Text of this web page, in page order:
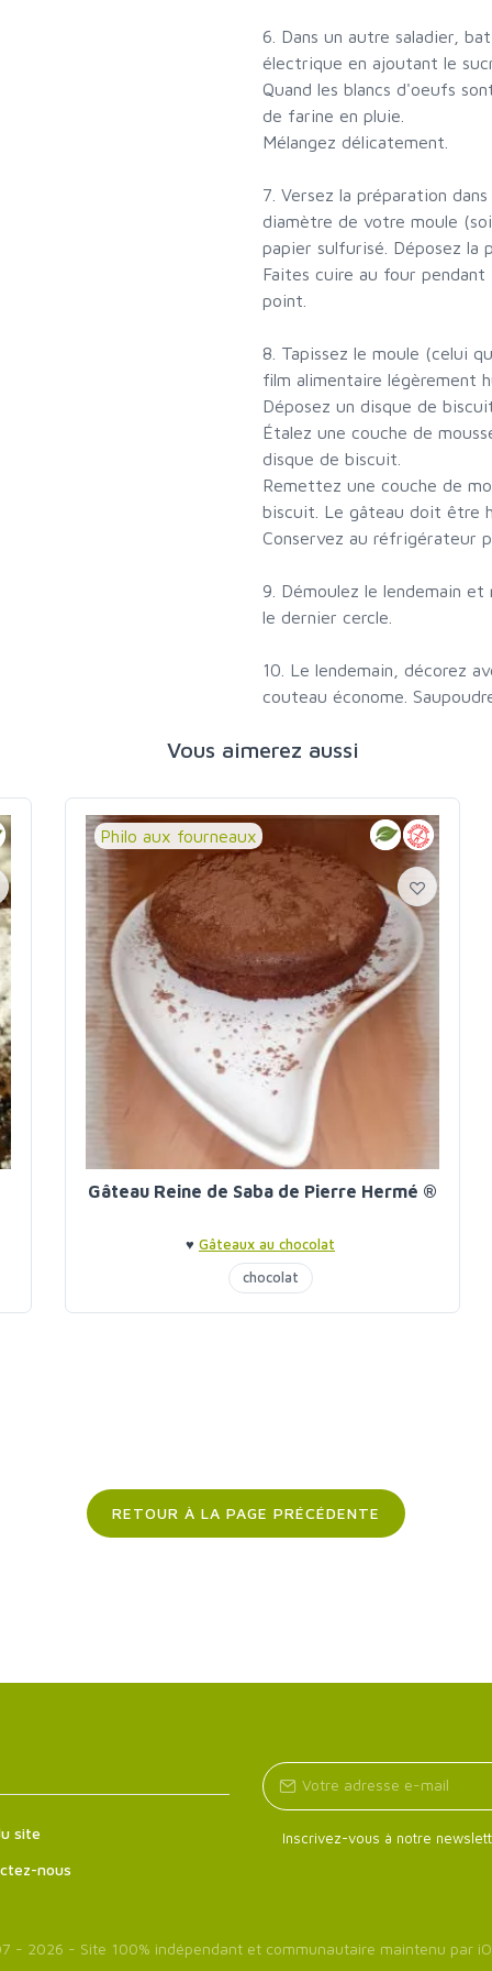
6. Dans un autre saladier,
électrique en ajoutant le
Quand les blancs d'oeufs
de farine en pluie.
Mélangez délicatement.
7. Versez la préparation
diamètre de votre moule
papier sulfurisé. Déposez la
Faites cuire au four
point.
8. Tapissez le moule (celui
film alimentaire légèrement
Déposez un disque de
Étalez une couche de
disque de biscuit.
Remettez une couche de
biscuit. Le gâteau doit être
Conservez au réfrigérateur
9. Démoulez le lendemain
le dernier cercle.
10. Le lendemain, décorez
couteau économe.
Vous aimerez aussi
Philo aux fourneaux
Gâteau Reine de Saba de Pierre Hermé ®
♥ Gâteaux au chocolat
chocolat
RETOUR À LA PAGE PRÉCÉDENTE
site
nous
Inscrivez-vous à notre
- 2026 - Site 100% indépendant et communautaire maintenu par